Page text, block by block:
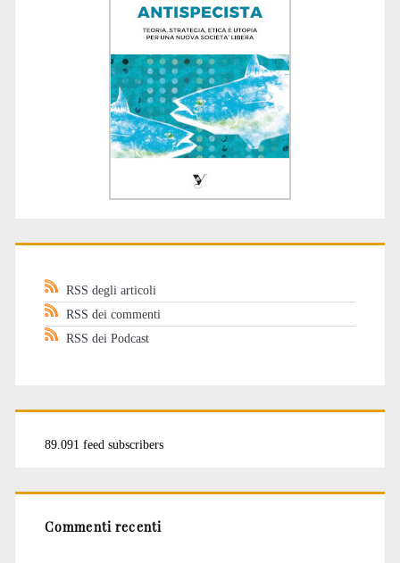
RSS degli articoli
RSS dei commenti
RSS dei Podcast
89.091 feed subscribers
Commenti recenti